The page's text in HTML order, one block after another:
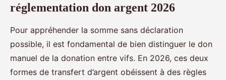
réglementation don argent 2026
Pour appréhender la somme sans déclaration
possible, il est fondamental de bien distinguer le don
manuel de la donation entre vifs. En 2026, ces deux
formes de transfert d’argent obéissent à des règles